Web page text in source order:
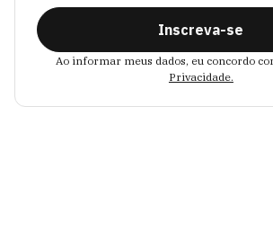
Inscreva-se
Ao informar meus dados, eu concordo
Privacidade.